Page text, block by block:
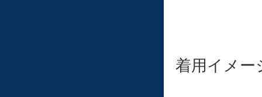
着用イメー